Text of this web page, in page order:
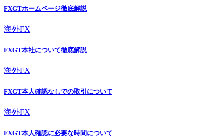
FXGTホームページ徹底解説
海外FX
FXGT本社について徹底解説
海外FX
FXGT本人確認なしでの取引について
海外FX
FXGT本人確認に必要な時間について